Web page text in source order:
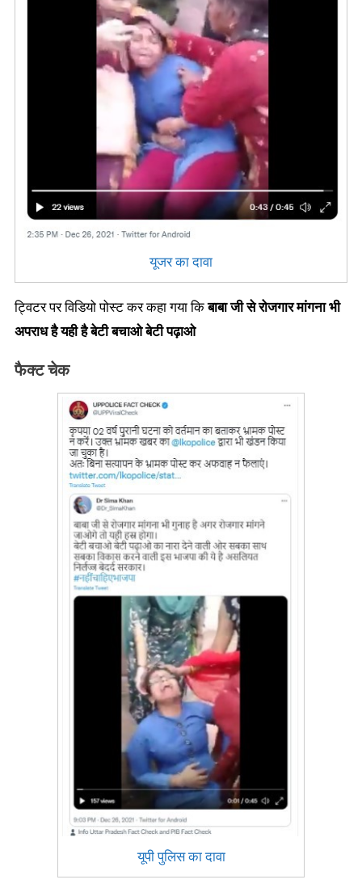
यूजर का दावा
ट्विटर पर विडियो पोस्ट कर कहा गया किबाबा जी से रोजगार मांगना भी
अपराध है यही है बेटी बचाओ बेटी पढ़ाओ
फैक्ट चेक
यूपी पुलिस का दावा